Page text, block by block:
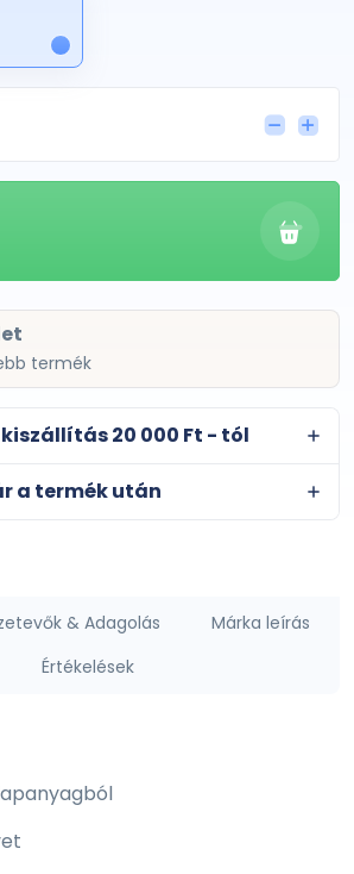
1
termék
20 000 Ft - tól
a termék után
& Adagolás
Márka leírás
Értékelések